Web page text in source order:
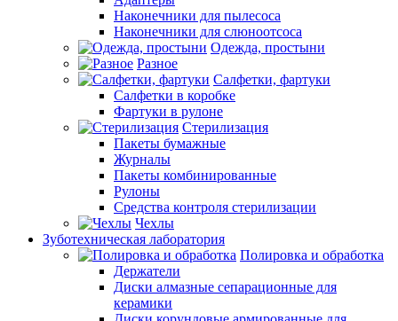
Наконечники для пылесоса
Наконечники для слюноотсоса
Одежда, простыни
Разное
Салфетки, фартуки
Салфетки в коробке
Фартуки в рулоне
Стерилизация
Пакеты бумажные
Журналы
Пакеты комбинированные
Рулоны
Средства контроля стерилизации
Чехлы
Зуботехническая лаборатория
Полировка и обработка
Держатели
Диски алмазные сепарационные для
керамики